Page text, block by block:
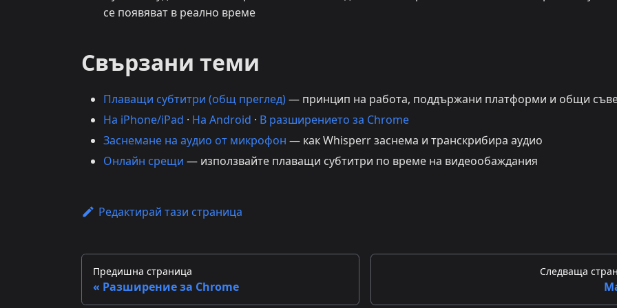
се появяват в реално време
Свързани теми
Плаващи субтитри (общ преглед)— принцип на работа, поддържани платформи и общи
На iPhone/iPad · На Android · В разширението за Chrome
Заснемане на аудио от микрофон — как Whisperr заснема и транскрибира аудио
Онлайн срещи — използвайте плаващи субтитри по време на видеообаждания
Редактирай тази страница
Предишна страница
Разширение за Chrome
Следваща